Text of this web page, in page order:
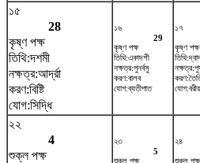
১৫
28
কৃষ্ণ পক্ষ
তিথি:দশমী
নক্ষত্র:আর্দ্রা
করণ:বিষ্টি
যোগ:সিদ্ধি
১৬
29
কৃষ্ণ পক্ষ
তিথি:একাদশী
নক্ষত্র:পুনর্বসু
করণ:বালব
যোগ:ব্যতীপাত
১৭
কৃষ্ণ পক্ষ
২২
4
শুক্ল পক্ষ
২৩
5
শুক্ল পক্ষ
২৪
শুক্ল পক্ষ